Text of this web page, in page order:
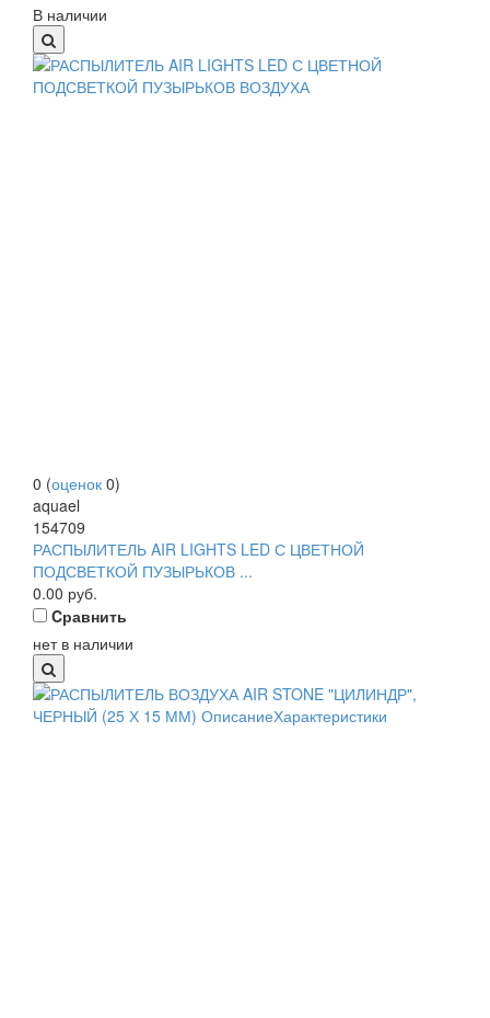
В наличии
0 (оценок 0)
aquael
154709
РАСПЫЛИТЕЛЬ AIR LIGHTS LED С ЦВЕТНОЙ
ПОДСВЕТКОЙ ПУЗЫРЬКОВ ...
0.00 руб.
Cравнить
нет в наличии